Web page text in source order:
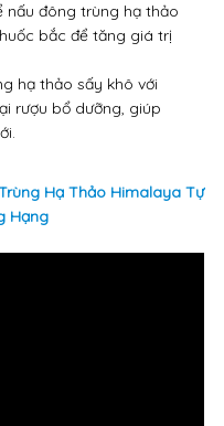
nấu đông trùng hạ thảo
bắc để tăng giá trị
hạ thảo sấy khô với
rượu bổ dưỡng, giúp
Hạ Thảo Himalaya Tự
Hạng